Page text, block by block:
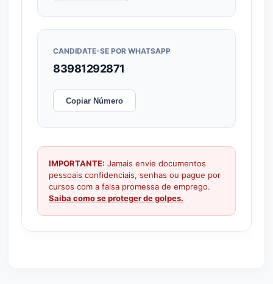
CANDIDATE-SE POR WHATSAPP
83981292871
Copiar Número
IMPORTANTE: Jamais envie documentos
pessoais confidenciais, senhas ou pague por
cursos com a falsa promessa de emprego.
Saiba como se proteger de golpes.